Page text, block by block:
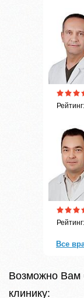
Все
Возможно Вам
клинику: